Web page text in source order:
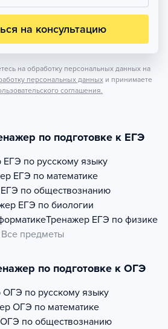
на консультацию
на обработку персональных данных на
персональных данных и принимаете
соглашения.
по подготовке к ЕГЭ
ЕГЭ по русскому языку
ЕГЭ по математике
ЕГЭ по обществознанию
ЕГЭ по биологии
Тренажер ЕГЭ по физике
Все предметы
по подготовке к ОГЭ
ОГЭ по русскому языку
ОГЭ по математике
ОГЭ по обществознанию